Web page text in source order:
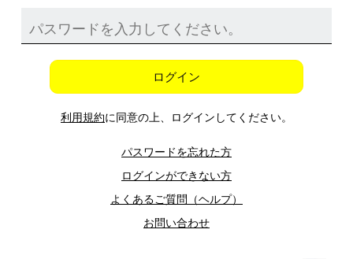
ログイン
利用規約に同意の上、ログインしてください。
パスワードを忘れた方
ログインができない方
よくあるご質問（ヘルプ）
お問い合わせ